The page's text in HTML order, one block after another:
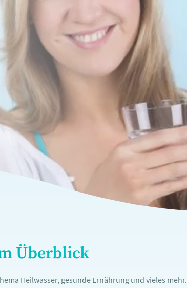
Überblick
Heilwasser, gesunde Ernährung und vieles mehr.